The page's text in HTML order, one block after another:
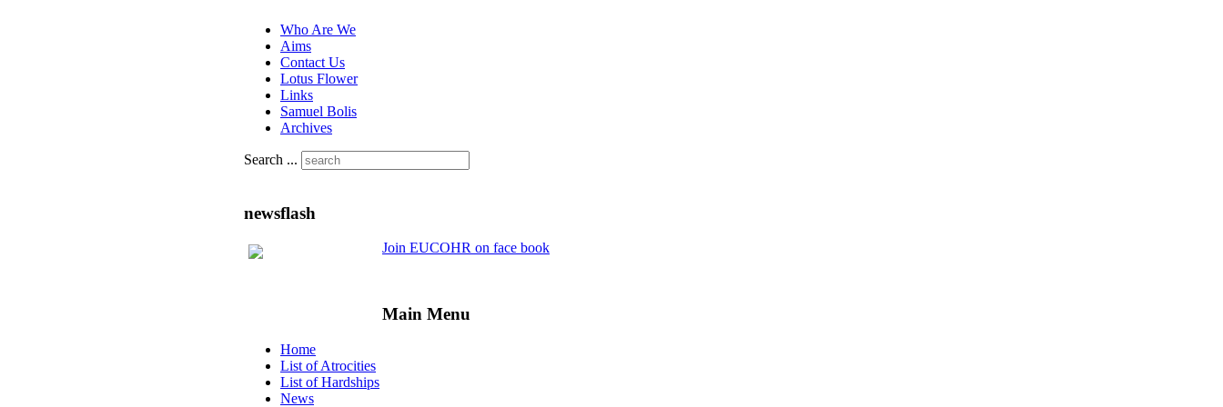
Who Are We
Aims
Contact Us
Lotus Flower
Links
Samuel Bolis
Archives
Search ...
newsflash
Join EUCOHR on face book
Main Menu
Home
List of Atrocities
List of Hardships
News